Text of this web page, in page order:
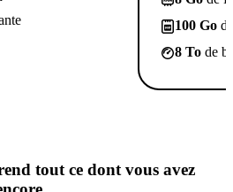
100 Go
8 To de
tout ce dont vous avez